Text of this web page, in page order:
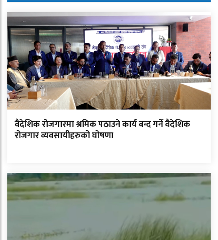
वैदेशिक रोजगारमा श्रमिक पठाउने कार्य बन्द गर्ने वैदेशिक
रोजगार व्यवसायीहरुको घोषणा